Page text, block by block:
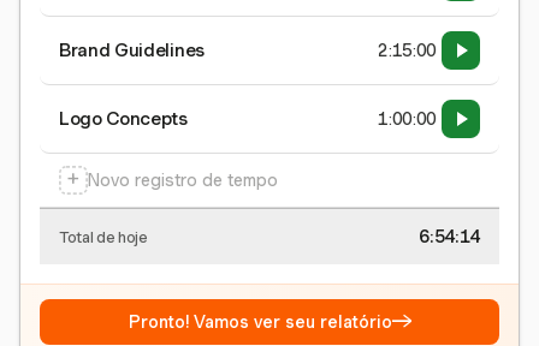
Brand Guidelines 2:15:00
Logo Concepts 1:00:00
+ Novo registro de tempo
Total de hoje 6:54:15
Pronto! Vamos ver seu relatório→